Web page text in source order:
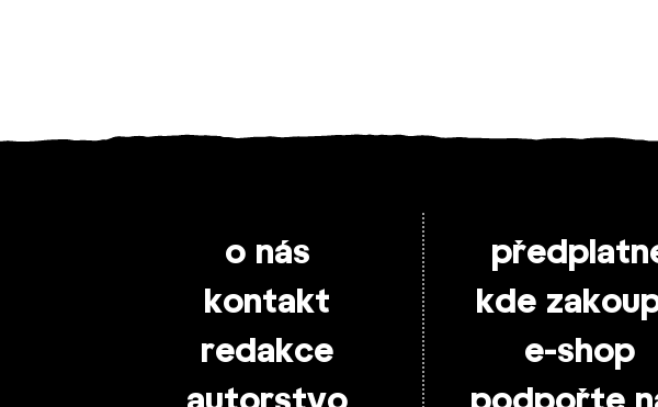
o nás
kontakt
redakce
kde
e-shop